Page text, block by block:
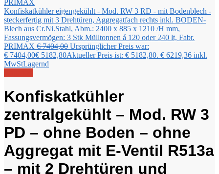
Konfiskatkühler eigengekühlt - Mod. RW 3 RD - mit Bodenblech -
steckerfertig mit 3 Drehtüren, Aggregatfach rechts inkl. BODEN-
Blech aus Cr.Ni.Stahl, Abm.: 2400 x 885 x 1210 /H mm,
Fassungsvermögen: 3 Stk Mülltonnen á 120 oder 240 lt, Fabr.
PRIMAX €7404,00 Ursprünglicher Preis war:
€ 7404,00€ 5182,80Aktueller Preis ist: € 5182,80. € 6219,36 inkl.
MwStLagernd
Konfiskatkühler
zentralgekühlt – Mod. RW 3
PD – ohne Boden – ohne
Aggregat mit E-Ventil R513a
– mit 2 Drehtüren und